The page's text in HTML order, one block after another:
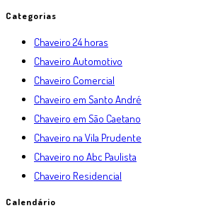
Categorias
Chaveiro 24 horas
Chaveiro Automotivo
Chaveiro Comercial
Chaveiro em Santo André
Chaveiro em São Caetano
Chaveiro na Vila Prudente
Chaveiro no Abc Paulista
Chaveiro Residencial
Calendário